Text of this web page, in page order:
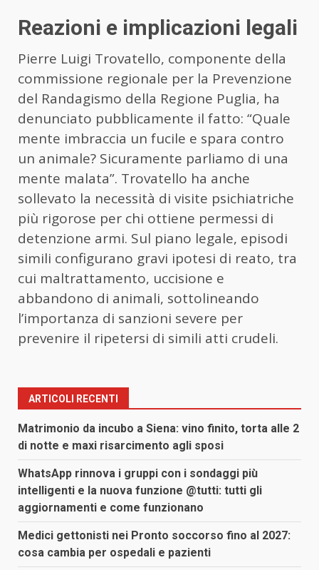
Reazioni e implicazioni legali
Pierre Luigi Trovatello, componente della
commissione regionale per la Prevenzione
del Randagismo della Regione Puglia, ha
denunciato pubblicamente il fatto: “Quale
mente imbraccia un fucile e spara contro
un animale? Sicuramente parliamo di una
mente malata”. Trovatello ha anche
sollevato la necessità di visite psichiatriche
più rigorose per chi ottiene permessi di
detenzione armi. Sul piano legale, episodi
simili configurano gravi ipotesi di reato, tra
cui maltrattamento, uccisione e
abbandono di animali, sottolineando
l’importanza di sanzioni severe per
prevenire il ripetersi di simili atti crudeli.
ARTICOLI RECENTI
Matrimonio da incubo a Siena: vino finito, torta alle 2
di notte e maxi risarcimento agli sposi
WhatsApp rinnova i gruppi con i sondaggi più
intelligenti e la nuova funzione @tutti: tutti gli
aggiornamenti e come funzionano
Medici gettonisti nei Pronto soccorso fino al 2027:
cosa cambia per ospedali e pazienti